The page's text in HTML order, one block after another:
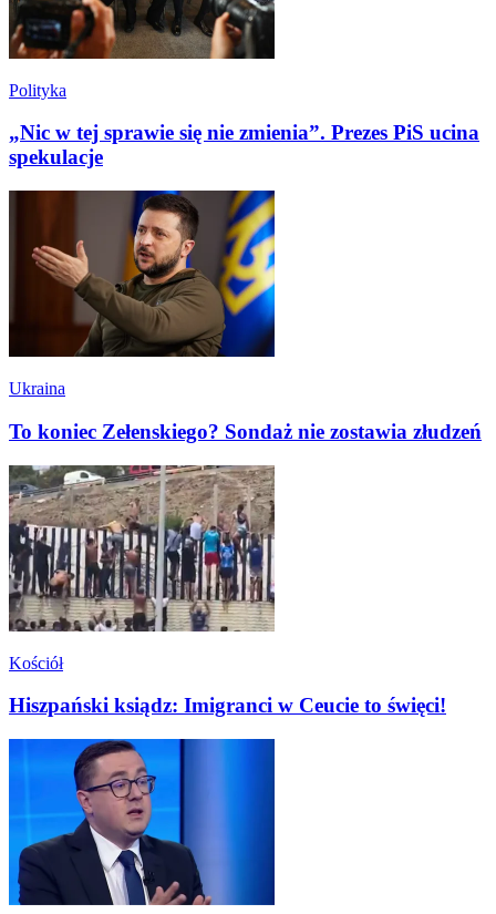
Polityka
„Nic w tej sprawie się nie zmienia”. Prezes PiS ucina
spekulacje
Ukraina
To koniec Zełenskiego? Sondaż nie zostawia złudzeń
Kościół
Hiszpański ksiądz: Imigranci w Ceucie to święci!